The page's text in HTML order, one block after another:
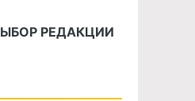
РЕДАКЦИИ